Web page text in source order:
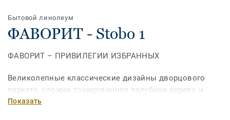
Бытовой линолеум
ФАВОРИТ - Stobo 1
ФАВОРИТ – ПРИВИЛЕГИИ ИЗБРАННЫХ
Великолепные классические дизайны дворцового
паркета, сложно тонированное палубное дерево и
смелые орнаменты дизайнов коллекции ФАВОРИТ
Показать